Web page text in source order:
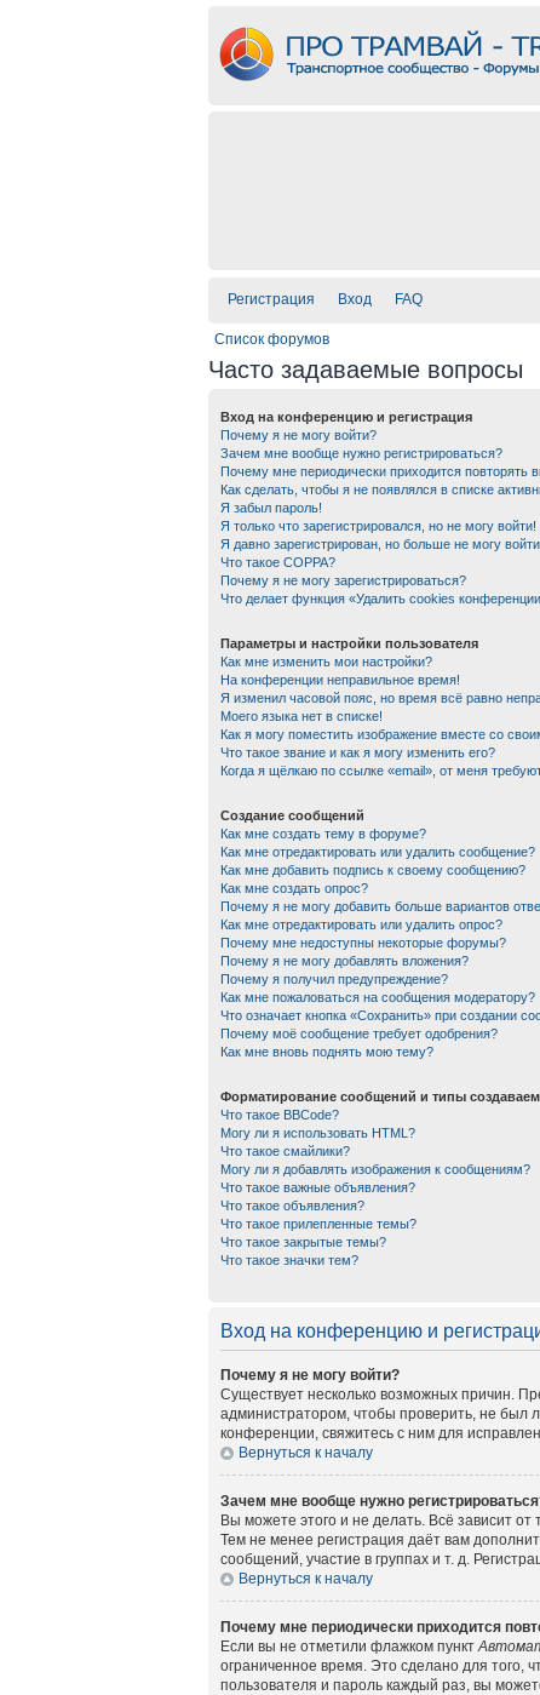
Регистрация Вход FAQ
Список форумов
Часто задаваемые вопросы
Вход на конференцию и регистрация
Почему я не могу войти?
Зачем мне вообще нужно регистрироваться?
Почему мне периодически приходится повторять
Как сделать, чтобы я не появлялся в списке
Я забыл пароль!
Я только что зарегистрировался, но не могу войти!
Я давно зарегистрирован, но больше не могу
Что такое COPPA?
Почему я не могу зарегистрироваться?
Что делает функция «Удалить cookies
Параметры и настройки пользователя
Как мне изменить мои настройки?
На конференции неправильное время!
Я изменил часовой пояс, но время всё равно
Моего языка нет в списке!
Как я могу поместить изображение вместе со
Что такое звание и как я могу изменить его?
Когда я щёлкаю по ссылке «email», от меня
Создание сообщений
Как мне создать тему в форуме?
Как мне отредактировать или удалить сообщение?
Как мне добавить подпись к своему сообщению?
Как мне создать опрос?
Почему я не могу добавить больше вариантов
Как мне отредактировать или удалить опрос?
Почему мне недоступны некоторые форумы?
Почему я не могу добавлять вложения?
Почему я получил предупреждение?
Как мне пожаловаться на сообщения модератору?
Что означает кнопка «Сохранить» при создании
Почему моё сообщение требует одобрения?
Как мне вновь поднять мою тему?
Форматирование сообщений и типы
Что такое BBCode?
Могу ли я использовать HTML?
Что такое смайлики?
Могу ли я добавлять изображения к сообщениям?
Что такое важные объявления?
Что такое объявления?
Что такое прилепленные темы?
Что такое закрытые темы?
Что такое значки тем?
Вход на конференцию и
Почему я не могу войти?
Существует несколько возможных причин.
администратором, чтобы проверить, не был
конференции, свяжитесь с ним для
Вернуться к началу
Зачем мне вообще нужно
Вы можете этого и не делать. Всё зависит
Тем не менее регистрация даёт вам
сообщений, участие в группах и т. д.
Вернуться к началу
Почему мне периодически приходится
Если вы не отметили флажком пункт
ограниченное время. Это сделано для того,
пользователя и пароль каждый раз, вы